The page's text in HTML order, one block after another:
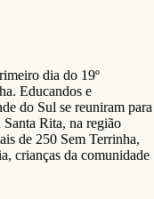
dia do 19º
Educandos e
do Sul se reuniram para
Rita, na região
de 250 Sem Terrinha,
crianças da comunidade